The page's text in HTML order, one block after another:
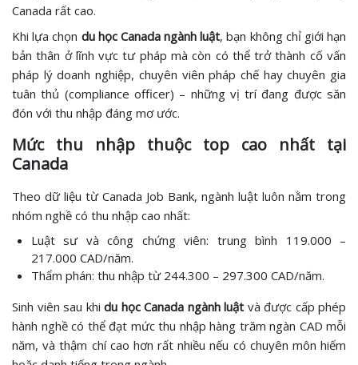
Canada rất cao.
Khi lựa chọn du học Canada ngành luật, bạn không chỉ giới hạn
bản thân ở lĩnh vực tư pháp mà còn có thể trở thành cố vấn
pháp lý doanh nghiệp, chuyên viên pháp chế hay chuyên gia
tuân thủ (compliance officer) – những vị trí đang được săn
đón với thu nhập đáng mơ ước.
Mức thu nhập thuộc top cao nhất tại
Canada
Theo dữ liệu từ Canada Job Bank, ngành luật luôn nằm trong
nhóm nghề có thu nhập cao nhất:
Luật sư và công chứng viên: trung bình 119.000 –
217.000 CAD/năm.
Thẩm phán: thu nhập từ 244.300 – 297.300 CAD/năm.
Sinh viên sau khi du học Canada ngành luật và được cấp phép
hành nghề có thể đạt mức thu nhập hàng trăm ngàn CAD mỗi
năm, và thậm chí cao hơn rất nhiều nếu có chuyên môn hiếm